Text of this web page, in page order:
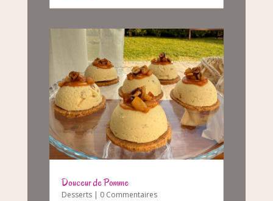
Douceur de Pomme
Desserts| 0 Commentaires